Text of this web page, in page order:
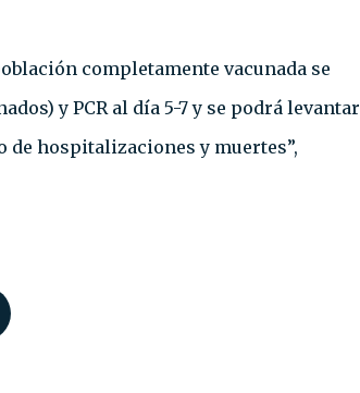
completamente vacunada se
y PCR al día 5-7 y se podrá levantar
de hospitalizaciones y muertes”,